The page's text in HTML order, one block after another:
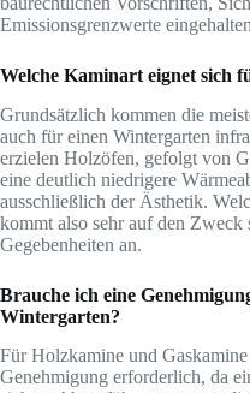
Emissionsgrenzwerte
Welche Kaminart eignet sich
Grundsätzlich kommen die
auch für einen Wintergarten
erzielen Holzöfen, gefolgt von
eine deutlich niedrigere
ausschließlich der Ästhetik.
kommt also sehr auf den
Gegebenheiten an.
Brauche ich eine
Wintergarten?
Für Holzkamine und
Genehmigung erforderlich, da